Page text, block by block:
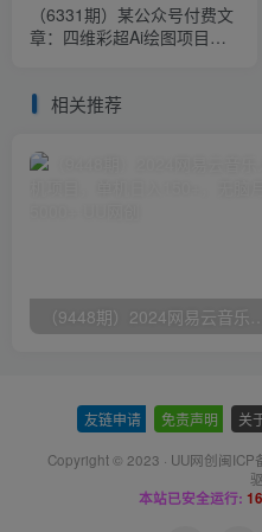
（6331期）某公众号付费文
章：四维彩超Ai绘图项目实
相关推荐
友链申请 免责声明 关
Copyright © 2023 · UU网创闽
本站已安全运行: